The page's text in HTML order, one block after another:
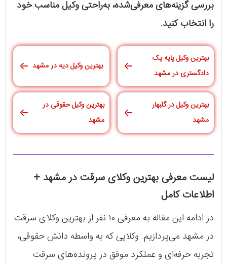
بررسی گزینه‌های معرفی‌شده، به‌راحتی وکیل مناسب خود
را انتخاب کنید.
بهترین وکیل‌ پایه یک
دادگستری در مشهد
بهترین وکیل دیه در مشهد
بهترین وکیل در گلبهار
مشهد
بهترین وکیل حقوقی در
مشهد
لیست معرفی بهترین وکلای سرقت در مشهد +
اطلاعات کامل
در ادامه این مقاله به معرفی ۱۰ نفر از بهترین وکلای سرقت
در مشهد می‌پردازیم. وکلایی که به واسطه دانش حقوقی،
تجربه حرفه‌ای و عملکرد موفق در پرونده‌های سرقت